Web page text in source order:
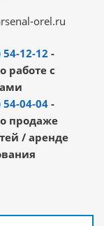
orel.ru
54-12-12 -
работе с
54-04-04-
продаже
/ аренде